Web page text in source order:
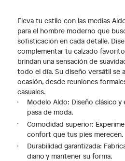
Eleva tu estilo con las medias
para el hombre moderno que
sofisticación en cada detalle.
complementar tu calzado
brindan una sensación de
todo el día. Su diseño versátil se
ocasión, desde reuniones
casuales.
Modelo Aldo: Diseño clásico y
pasa de moda.
Comodidad superior:
confort que tus pies merecen.
Durabilidad garantizada:
diario y mantener su forma.